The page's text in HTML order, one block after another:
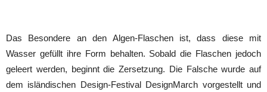
Das Besondere an den Algen-Flaschen ist, dass diese mit
Wasser gefüllt ihre Form behalten. Sobald die Flaschen jedoch
geleert werden, beginnt die Zersetzung. Die Falsche wurde auf
dem isländischen Design-Festival DesignMarch vorgestellt und